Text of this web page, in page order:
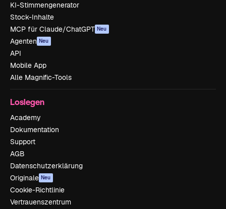
KI-Stimmengenerator
Stock-Inhalte
MCP für Claude/ChatGPT Neu
Agenten Neu
API
Mobile App
Alle Magnific-Tools
Loslegen
Academy
Dokumentation
Support
AGB
Datenschutzerklärung
Originale Neu
Cookie-Richtlinie
Vertrauenszentrum